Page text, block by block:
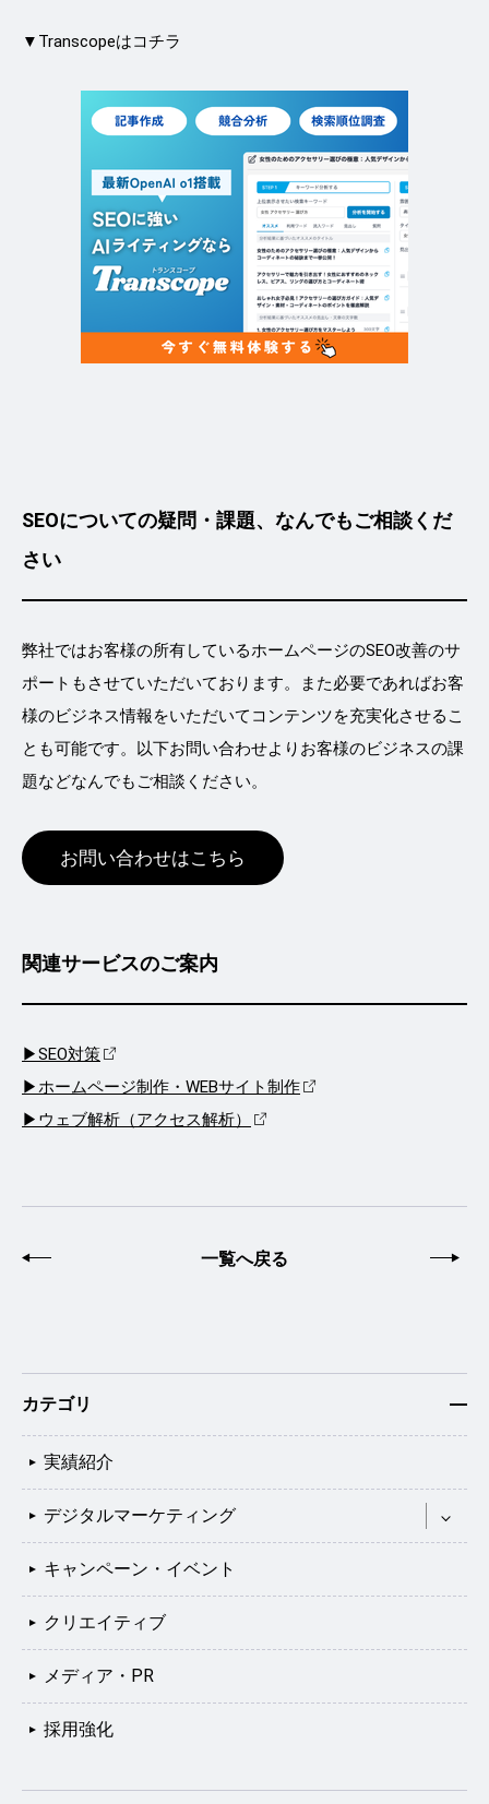
▼Transcopeはコチラ
SEOについての疑問・課題、なんでもご相談くだ
さい
弊社ではお客様の所有しているホームページのSEO改善のサ
ポートもさせていただいております。また必要であればお客
様のビジネス情報をいただいてコンテンツを充実化させるこ
とも可能です。以下お問い合わせよりお客様のビジネスの課
題などなんでもご相談ください。
お問い合わせはこちら
関連サービスのご案内
▶SEO対策
▶ホームページ制作・WEBサイト制作
▶ウェブ解析（アクセス解析）
一覧へ戻る
カテゴリ
実績紹介
デジタルマーケティング
キャンペーン・イベント
クリエイティブ
メディア・PR
採用強化